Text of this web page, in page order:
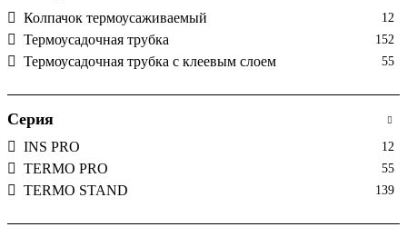
Колпачок термоусаживаемый 12
Термоусадочная трубка 152
Термоусадочная трубка с клеевым слоем 55
Серия
INS PRO 12
TERMO PRO 55
TERMO STAND 139